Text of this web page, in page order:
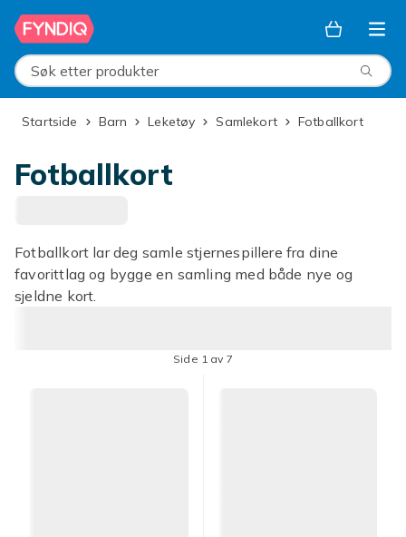
Hopp til hovedinnhold
Søk etter produkter
Startside Barn Leketøy Samlekort Fotballkort
Fotballkort
Fotballkort lar deg samle stjernespillere fra dine
favorittlag og bygge en samling med både nye og
sjeldne kort.
Side 1 av 7